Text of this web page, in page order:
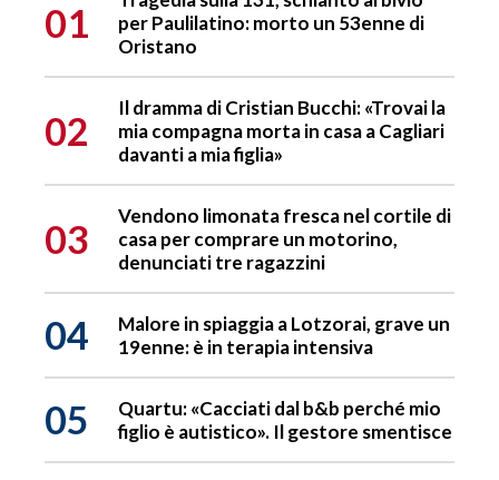
01
per Paulilatino: morto un 53enne di
Oristano
02
Il dramma di Cristian Bucchi: «Trovai la
mia compagna morta in casa a Cagliari
davanti a mia figlia»
03
Vendono limonata fresca nel cortile di
casa per comprare un motorino,
denunciati tre ragazzini
04
Malore in spiaggia a Lotzorai, grave un
19enne: è in terapia intensiva
05
Quartu: «Cacciati dal b&b perché mio
figlio è autistico». Il gestore smentisce